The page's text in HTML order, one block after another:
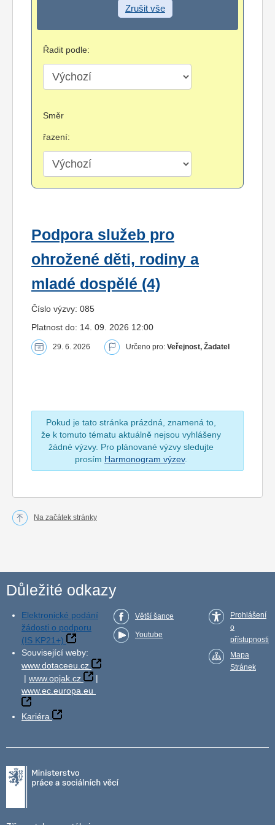
Zrušit vše
Řadit podle:
Směr
řazení:
Podpora služeb pro
ohrožené děti, rodiny a
mladé dospělé (4)
Číslo výzvy: 085
Platnost do: 14. 09. 2026 12:00
29. 6. 2026 Určeno pro: Veřejnost, Žadatel
Pokud je tato stránka prázdná, znamená to,
že k tomuto tématu aktuálně nejsou vyhlášeny
žádné výzvy. Pro plánované výzvy sledujte
prosím Harmonogram výzev.
Na začátek stránky
Důležité odkazy
Elektronické podání
žádosti o podporu
(IS KP21+)
Související weby:
www.dotaceeu.cz
| www.opjak.cz
|
www.ec.europa.eu
Kariéra
Větší šance
Youtube
Prohlášení
o
přístupnosti
Mapa
Stránek